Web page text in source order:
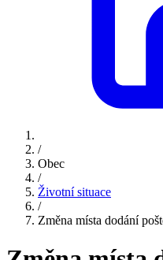
/
Obec
/
Životní situace
/
Změna místa dodání